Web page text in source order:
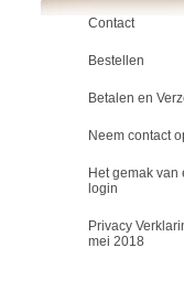
Contact
Bestellen
Betalen en
Neem contact
Het gemak van
login
Privacy
mei 2018